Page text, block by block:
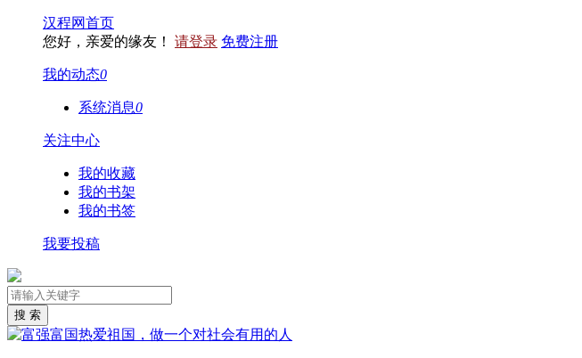
汉程网首页
您好，亲爱的缘友！ 请登录 免费注册
我的动态0
系统消息0
关注中心
我的收藏
我的书架
我的书签
我要投稿